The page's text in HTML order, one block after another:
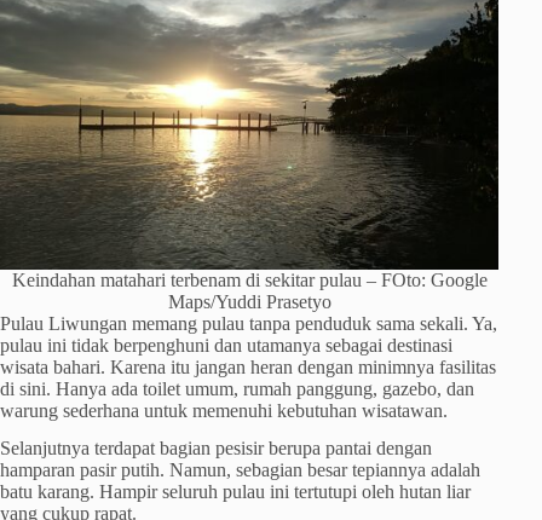
Keindahan matahari terbenam di sekitar pulau – FOto: Google
Maps/Yuddi Prasetyo
Pulau Liwungan memang pulau tanpa penduduk sama sekali. Ya,
pulau ini tidak berpenghuni dan utamanya sebagai destinasi
wisata bahari. Karena itu jangan heran dengan minimnya fasilitas
di sini. Hanya ada toilet umum, rumah panggung, gazebo, dan
warung sederhana untuk memenuhi kebutuhan wisatawan.
Selanjutnya terdapat bagian pesisir berupa pantai dengan
hamparan pasir putih. Namun, sebagian besar tepiannya adalah
batu karang. Hampir seluruh pulau ini tertutupi oleh hutan liar
yang cukup rapat.